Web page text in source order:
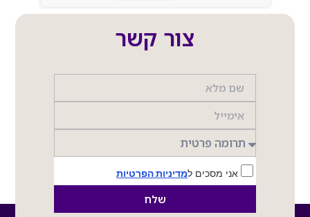
צור קשר
אני מסכים למדיניות הפרטיות
שלח